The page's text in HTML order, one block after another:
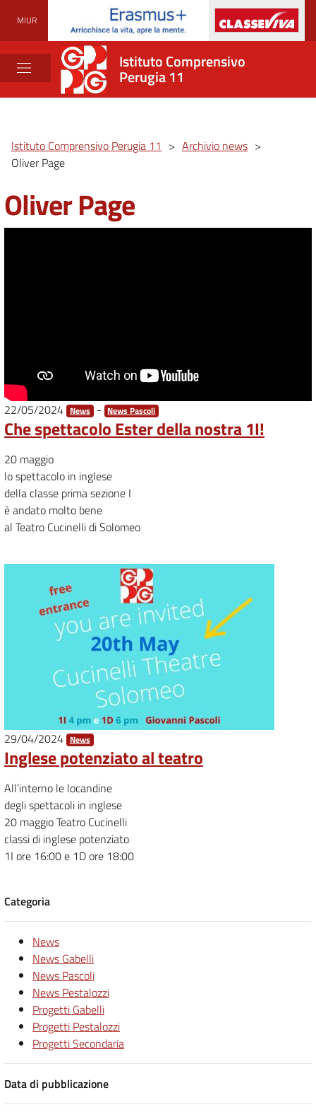
MIUR
Istituto Comprensivo
Perugia 11
Istituto Comprensivo Perugia 11 > Archivio news >
Oliver Page
Oliver Page
22/05/2024 News - News Pascoli
Che spettacolo Ester della nostra 1I!
20 maggio
lo spettacolo in inglese
della classe prima sezione I
è andato molto bene
al Teatro Cucinelli di Solomeo
29/04/2024 News
Inglese potenziato al teatro
All’interno le locandine
degli spettacoli in inglese
20 maggio Teatro Cucinelli
classi di inglese potenziato
1I ore 16:00 e 1D ore 18:00
Categoria
News
News Gabelli
News Pascoli
News Pestalozzi
Progetti Gabelli
Progetti Pestalozzi
Progetti Secondaria
Data di pubblicazione